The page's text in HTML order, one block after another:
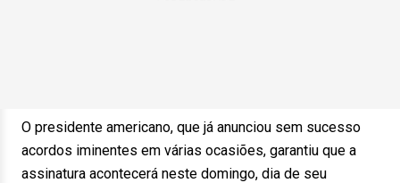
O presidente americano, que já anunciou sem sucesso
acordos iminentes em várias ocasiões, garantiu que a
assinatura acontecerá neste domingo, dia de seu